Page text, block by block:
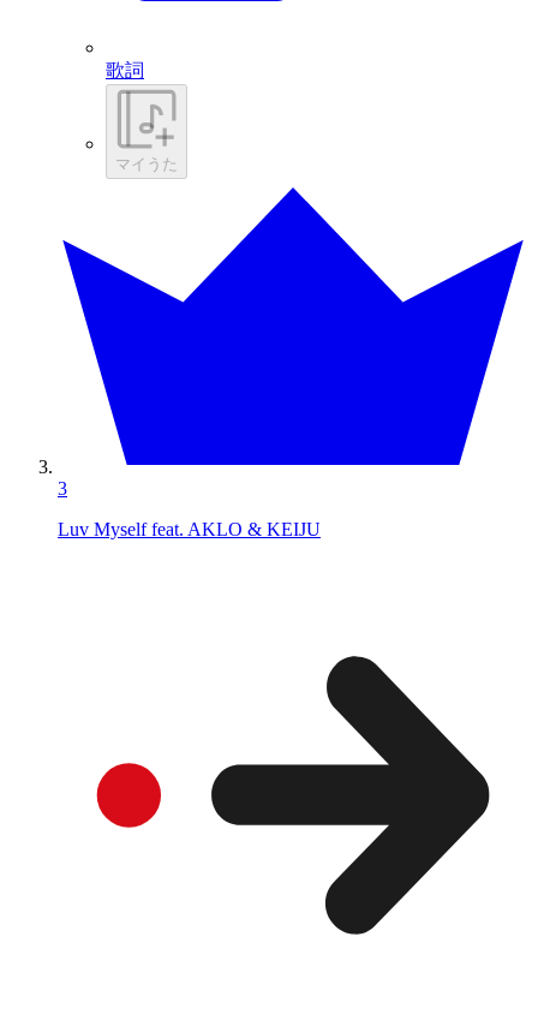
歌詞
マイうた
3
Luv Myself feat. AKLO & KEIJU